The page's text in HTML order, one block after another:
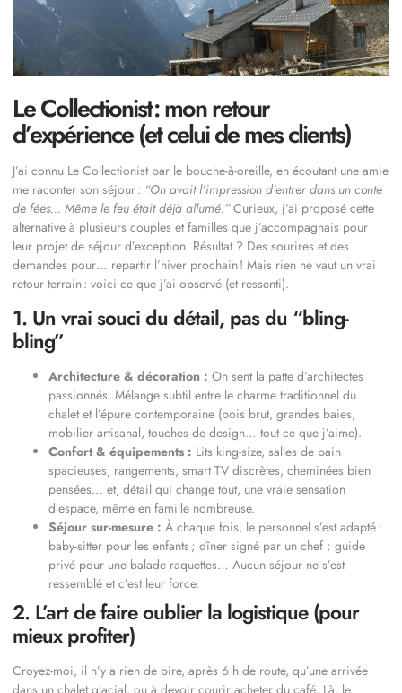
Le Collectionist : mon retour
d’expérience (et celui de mes clients)
J’ai connu Le Collectionist par le bouche-à-oreille, en écoutant une amie
me raconter son séjour : “On avait l’impression d’entrer dans un conte
de fées… Même le feu était déjà allumé.”Curieux, j’ai proposé cette
alternative à plusieurs couples et familles que j’accompagnais pour
leur projet de séjour d’exception. Résultat ? Des sourires et des
demandes pour… repartir l’hiver prochain ! Mais rien ne vaut un vrai
retour terrain : voici ce que j’ai observé (et ressenti).
1. Un vrai souci du détail, pas du “bling-
bling”
Architecture & décoration : On sent la patte d’architectes
passionnés. Mélange subtil entre le charme traditionnel du
chalet et l’épure contemporaine (bois brut, grandes baies,
mobilier artisanal, touches de design… tout ce que j’aime).
Confort & équipements : Lits king-size, salles de bain
spacieuses, rangements, smart TV discrètes, cheminées bien
pensées… et, détail qui change tout, une vraie sensation
d’espace, même en famille nombreuse.
Séjour sur-mesure : À chaque fois, le personnel s’est adapté :
baby-sitter pour les enfants ; dîner signé par un chef ; guide
privé pour une balade raquettes… Aucun séjour ne s’est
ressemblé et c’est leur force.
2. L’art de faire oublier la logistique (pour
mieux profiter)
Croyez-moi, il n’y a rien de pire, après 6 h de route, qu’une arrivée
dans un chalet glacial, ou à devoir courir acheter du café. Là, le